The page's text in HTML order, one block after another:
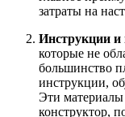
затраты на
Инструкции и
которые не
большинство
инструкции,
Эти материалы
конструктор,